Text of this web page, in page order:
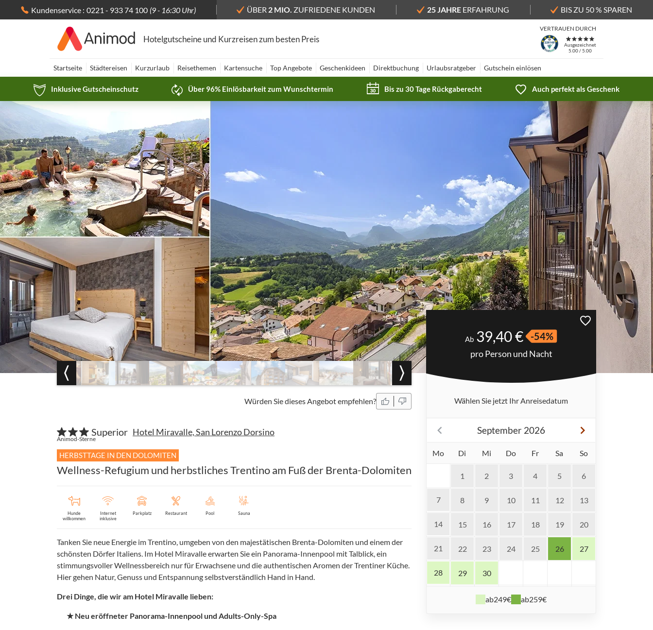
Kundenservice : 0221 - 933 74 100 (9 - 16:30 Uhr) ÜBER 2 MIO. ZUFRIEDENE KUNDEN 25 JAHREERFAHRUNG BIS ZU 50 % SPAREN
Hotelgutscheine und Kurzreisen zum besten Preis
VERTRAUEN DURCH
Ausgezeichnet
5.00 / 5.00
Startseite Städtereisen Kurzurlaub Reisethemen Kartensuche Top Angebote Geschenkideen Direktbuchung Urlaubsratgeber Gutschein einlösen
Inklusive Gutscheinschutz Über 96% Einlösbarkeit zum Wunschtermin Bis zu 30 Tage Rückgaberecht Auch perfekt als Geschenk
Würden Sie dieses Angebot empfehlen?
Superior
Animod-Sterne
Hotel Miravalle, San Lorenzo Dorsino
HERBSTTAGE IN DEN DOLOMITEN
Wellness-Refugium und herbstliches Trentino am Fuß der Brenta-Dolomiten
Hunde
willkommen
Internet
inklusive
Parkplatz Restaurant Pool Sauna
Tanken Sie neue Energie im Trentino, umgeben von den majestätischen Brenta-Dolomiten und einem der
schönsten Dörfer Italiens. Im Hotel Miravalle erwarten Sie ein Panorama-Innenpool mit Talblick, ein
stimmungsvoller Wellnessbereich nur für Erwachsene und die authentischen Aromen der Trentiner Küche.
Hier gehen Natur, Genuss und Entspannung selbstverständlich Hand in Hand.
Drei Dinge, die wir am Hotel Miravalle lieben:
★ Neu eröffneter Panorama-Innenpool und Adults-Only-Spa
Ab 39,40 € -54%
pro Person und Nacht
Wählen Sie jetzt Ihr Anreisedatum
September 2026
Mo Di Mi Do Fr Sa So
1 2 3 4 5 6
7 8 9 10 11 12 13
14 15 16 17 18 19 20
21 22 23 24 25 26 27
28 29 30
ab249€ ab259€